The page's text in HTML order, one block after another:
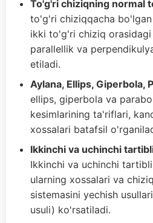
To'g'ri chiziqning normal
to'g'ri chiziqqacha bo'lgan
ikki to'g'ri chiziq orasidagi
parallellik va
etiladi.
Aylana, Ellips, Giperbola,
ellips, giperbola va
kesimlarining ta'riflari,
xossalari batafsil
Ikkinchi va uchinchi
Ikkinchi va uchinchi
ularning xossalari va
sistemasini yechish
usuli) ko'rsatiladi.